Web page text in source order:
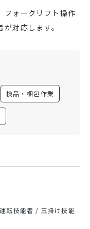
フォークリフト操作
対応します。
検品・梱包作業
転技能者 / 玉掛け技能